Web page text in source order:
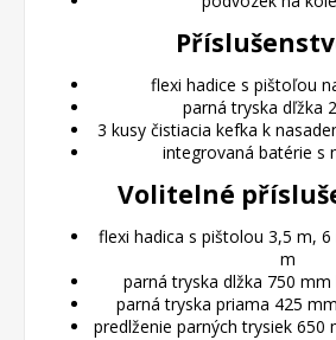
flexi hadice s pištoľou
parná tryska dľžka
3 kusy čistiacia kefka k
integrovaná batérie s
Volitelné
flexi hadica s pištolou 3,5 m,
m
parná tryska dlžka 750 mm
parná tryska priama 425
predlženie parných trysiek 650